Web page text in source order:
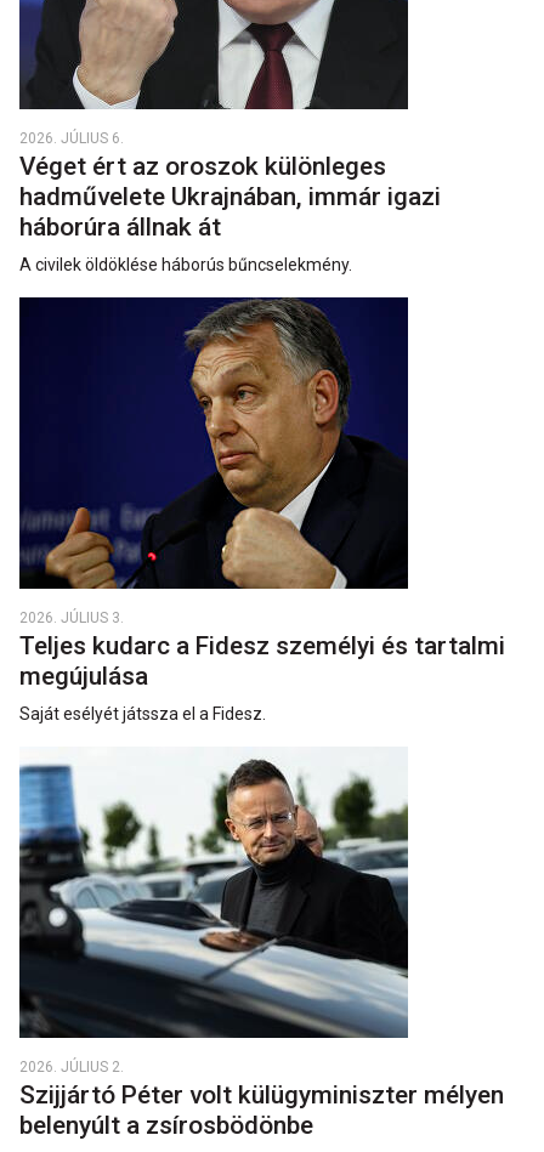
2026. JÚLIUS 6.
Véget ért az oroszok különleges
hadművelete Ukrajnában, immár igazi
háborúra állnak át
A civilek öldöklése háborús bűncselekmény.
2026. JÚLIUS 3.
Teljes kudarc a Fidesz személyi és tartalmi
megújulása
Saját esélyét játssza el a Fidesz.
2026. JÚLIUS 2.
Szijjártó Péter volt külügyminiszter mélyen
belenyúlt a zsírosbödönbe